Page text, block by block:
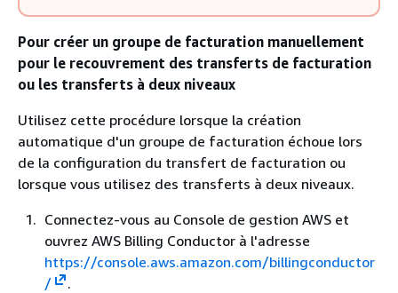
Pour créer un groupe de facturation manuellement
pour le recouvrement des transferts de facturation
ou les transferts à deux niveaux
Utilisez cette procédure lorsque la création
automatique d'un groupe de facturation échoue lors
de la configuration du transfert de facturation ou
lorsque vous utilisez des transferts à deux niveaux.
Connectez-vous au Console de gestion AWS et
ouvrez AWS Billing Conductor à l'adresse
https://console.aws.amazon.com/billingconductor
/
.